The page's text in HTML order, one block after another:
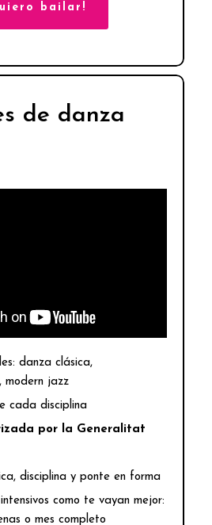
bailar!
de danza
danza clásica,
modern jazz
cada disciplina
por la Generalitat
disciplina y ponte en forma
como te vayan mejor:
o mes completo